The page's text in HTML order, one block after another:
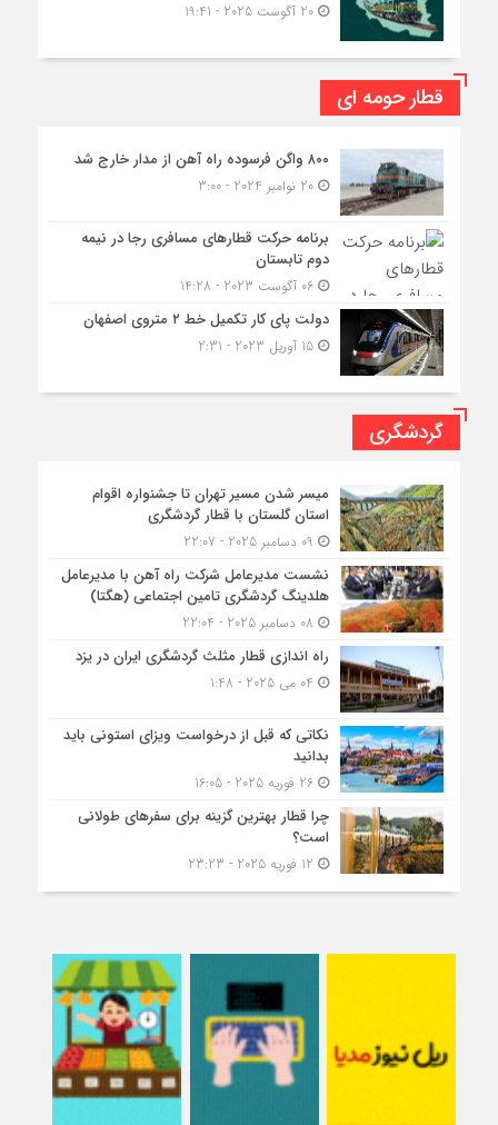
20 آگوست 2025 - 19:41
قطار حومه ای
۸۰۰ واگن فرسوده راه آهن از مدار خارج شد
20 نوامبر 2024 - 3:00
برنامه حرکت قطارهای مسافری رجا در نیمه
دوم تابستان
06 آگوست 2023 - 14:28
دولت پای کار تکمیل خط ۲ متروی اصفهان
15 آوریل 2023 - 2:31
گردشگری
میسر شدن مسیر تهران تا جشنواره اقوام
استان گلستان با قطار گردشگری
نشست مدیرعامل شرکت راه آهن با مدیرعامل
هلدینگ گردشگری تامین اجتماعی (هگتا)
راه اندازی قطار مثلث گردشگری ایران در یزد
نکاتی که قبل از درخواست ویزای استونی باید
بدانید
26 فوریه 2025 - 16:05
چرا قطار بهترین گزینه برای سفرهای طولانی
است؟